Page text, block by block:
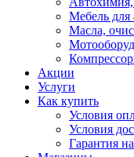
Мебель для
Масла,
Акции
Услуги
Как купить
Условия
Условия
Гарантия